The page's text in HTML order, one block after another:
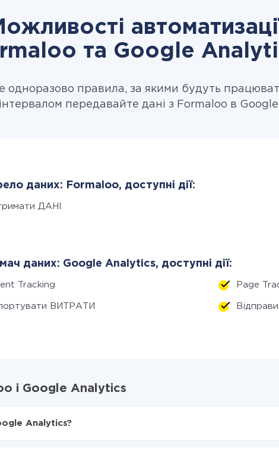
та Google
одноразово правила, за якими будуть
передавайте дані з Formaloo в
даних: Formaloo, доступні дії:
ДАНІ
даних: Google Analytics, доступні дії:
Tracking Page
ВИТРАТИ
і Google Analytics
Analytics?